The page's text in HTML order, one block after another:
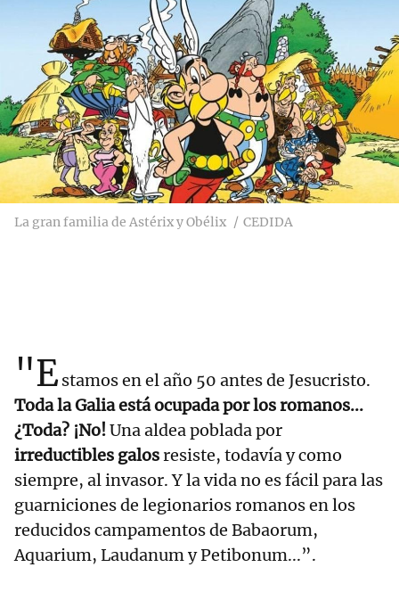
La gran familia de Astérix y Obélix CEDIDA
"Estamos en el año 50 antes de Jesucristo.
Toda la Galia está ocupada por los romanos...
¿Toda? ¡No!Una aldea poblada por
irreductibles galosresiste, todavía y como
siempre, al invasor. Y la vida no es fácil para las
guarniciones de legionarios romanos en los
reducidos campamentos de Babaorum,
Aquarium, Laudanum y Petibonum...”.